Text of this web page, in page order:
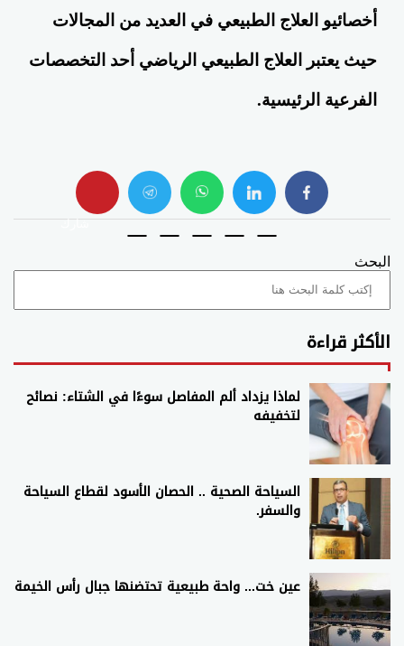
أخصائيو العلاج الطبيعي في العديد من المجالات
حيث يعتبر العلاج الطبيعي الرياضي أحد التخصصات
الفرعية الرئيسية.
facebook
twitter
whats
شارك
البحث
الأكثر قراءة
لماذا يزداد ألم المفاصل سوءًا في الشتاء: نصائح
لتخفيفه
السياحة الصحية .. الحصان الأسود لقطاع السياحة
والسفر.
عين خت... واحة طبيعية تحتضنها جبال رأس الخيمة